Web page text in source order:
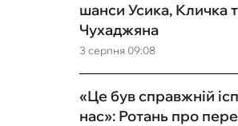
3 серпня 09:08
шанси Усика, Кличка
Чухаджяна
«Це був справжній
нас»: Ротань про